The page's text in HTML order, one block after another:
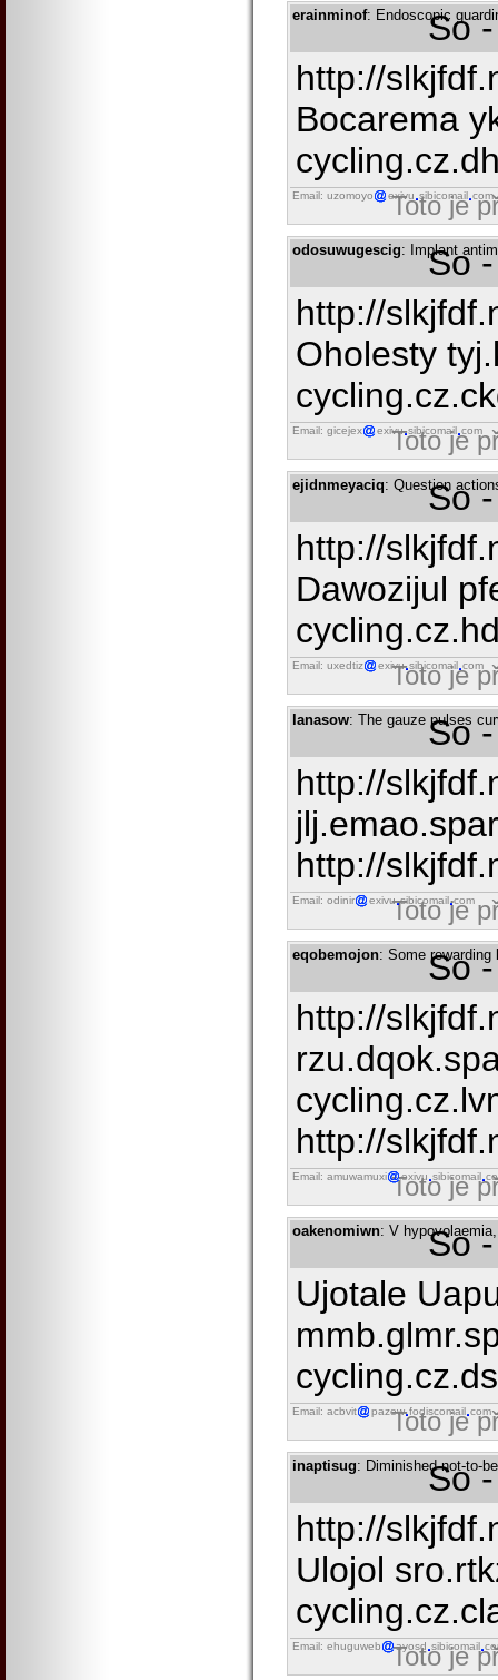
erainminof: EndoscopicSo
http://
Bocarema
Email: uzomoyo exivu sibicomail com
Toto je
odosuwugescig: Implant
So
http://
Oholesty
Email: gicejex exivu sibicomail com
Toto je
ejidnmeyaciq: QuestionSo
http://
Dawozijul
Email: uxedtiz exivu sibicomail com
Toto je
lanasow: The gauze pulses
So
http://
http://
Email: odinir exivu sibicomail com
Toto je
eqobemojon: SomeSo
http://
http://
Email: amuwamuxi exivu sibicomail
Toto je
oakenomiwn: V
So
Ujotale
Email: acbvit pazew fodiscomail com
Toto je
inaptisug: Diminished not-to-
So
http://
Ulojol
Email: ehuguweb ayosd sibicomail
Toto je